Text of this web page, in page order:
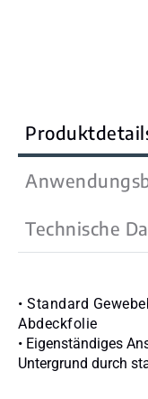
Technische
• Standard
Abdeckfolie
• Eigenständiges
Untergrund durch